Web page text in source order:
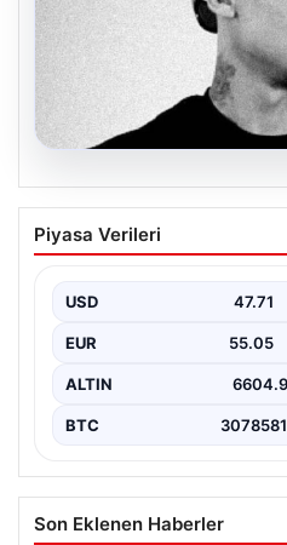
06.08.2026
Klibinde silah
Keskin ile 3 şüpheli
Piyasa Verileri
USD 47.71
EUR 55.05
ALTIN 6604.9
BTC 3078581
Son Eklenen Haberler